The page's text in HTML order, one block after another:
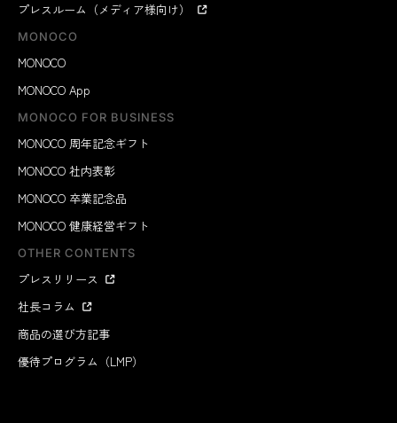
プレスルーム（メディア様向け）
MONOCO
MONOCO
MONOCO App
MONOCO FOR BUSINESS
MONOCO 周年記念ギフト
MONOCO 社内表彰
MONOCO 卒業記念品
MONOCO 健康経営ギフト
OTHER CONTENTS
プレスリリース
社長コラム
商品の選び方記事
優待プログラム（LMP）